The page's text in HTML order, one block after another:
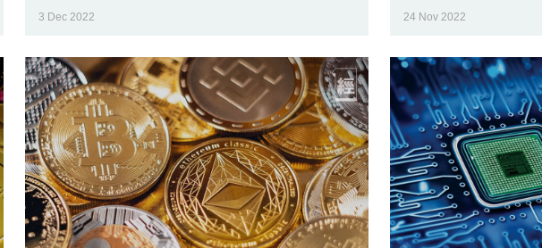
3 Dec 2022 24 Nov 2022